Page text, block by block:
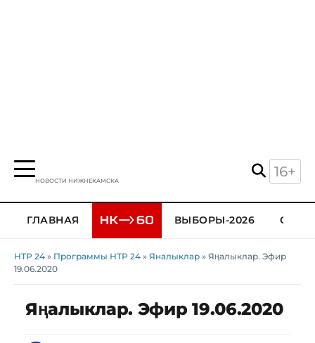
НОВОСТИ НИЖНЕКАМСКА
16+
ГЛАВНАЯ ВЫБОРЫ-2026
НТР 24 » Программы НТР 24 » Яналыклар » Яңалыклар. Эфир
19.06.2020
Яңалыклар. Эфир 19.06.2020